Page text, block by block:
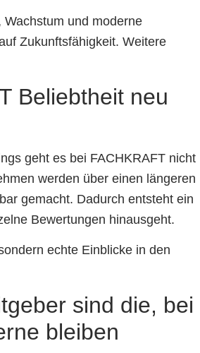
und moderne
Zukunftsfähigkeit. Weitere
Beliebtheit neu
geht es bei FACHKRAFT nicht
werden über einen längeren
gemacht. Dadurch entsteht ein
Bewertungen hinausgeht.
echte Einblicke in den
sind die, bei
bleiben